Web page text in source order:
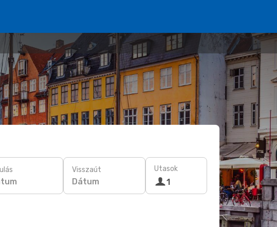
Visszaút
Dátum
Utasok
1